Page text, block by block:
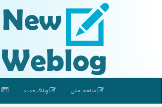
صفحه اصلی وبلاگ جدید